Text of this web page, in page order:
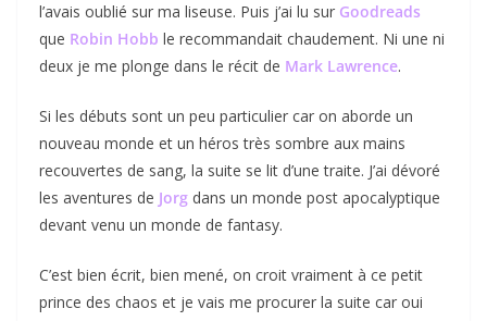
l’avais oublié sur ma liseuse. Puis j’ai lu sur Goodreads
que Robin Hobb le recommandait chaudement. Ni une ni
deux je me plonge dans le récit de Mark Lawrence.
Si les débuts sont un peu particulier car on aborde un
nouveau monde et un héros très sombre aux mains
recouvertes de sang, la suite se lit d’une traite. J’ai dévoré
les aventures de Jorg dans un monde post apocalyptique
devant venu un monde de fantasy.
C’est bien écrit, bien mené, on croit vraiment à ce petit
prince des chaos et je vais me procurer la suite car oui